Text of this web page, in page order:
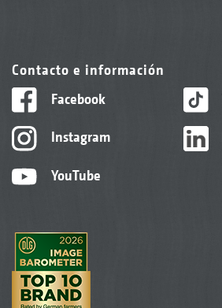
Contacto e información
Facebook
Instagram
YouTube